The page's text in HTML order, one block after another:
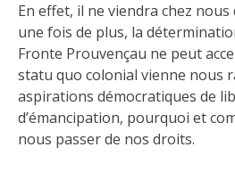
En effet, il ne viendra chez
une fois de plus, la
Fronte Prouvençau ne peut
statu quo colonial vienne nous
aspirations démocratiques de
d’émancipation, pourquoi et
nous passer de nos droits.